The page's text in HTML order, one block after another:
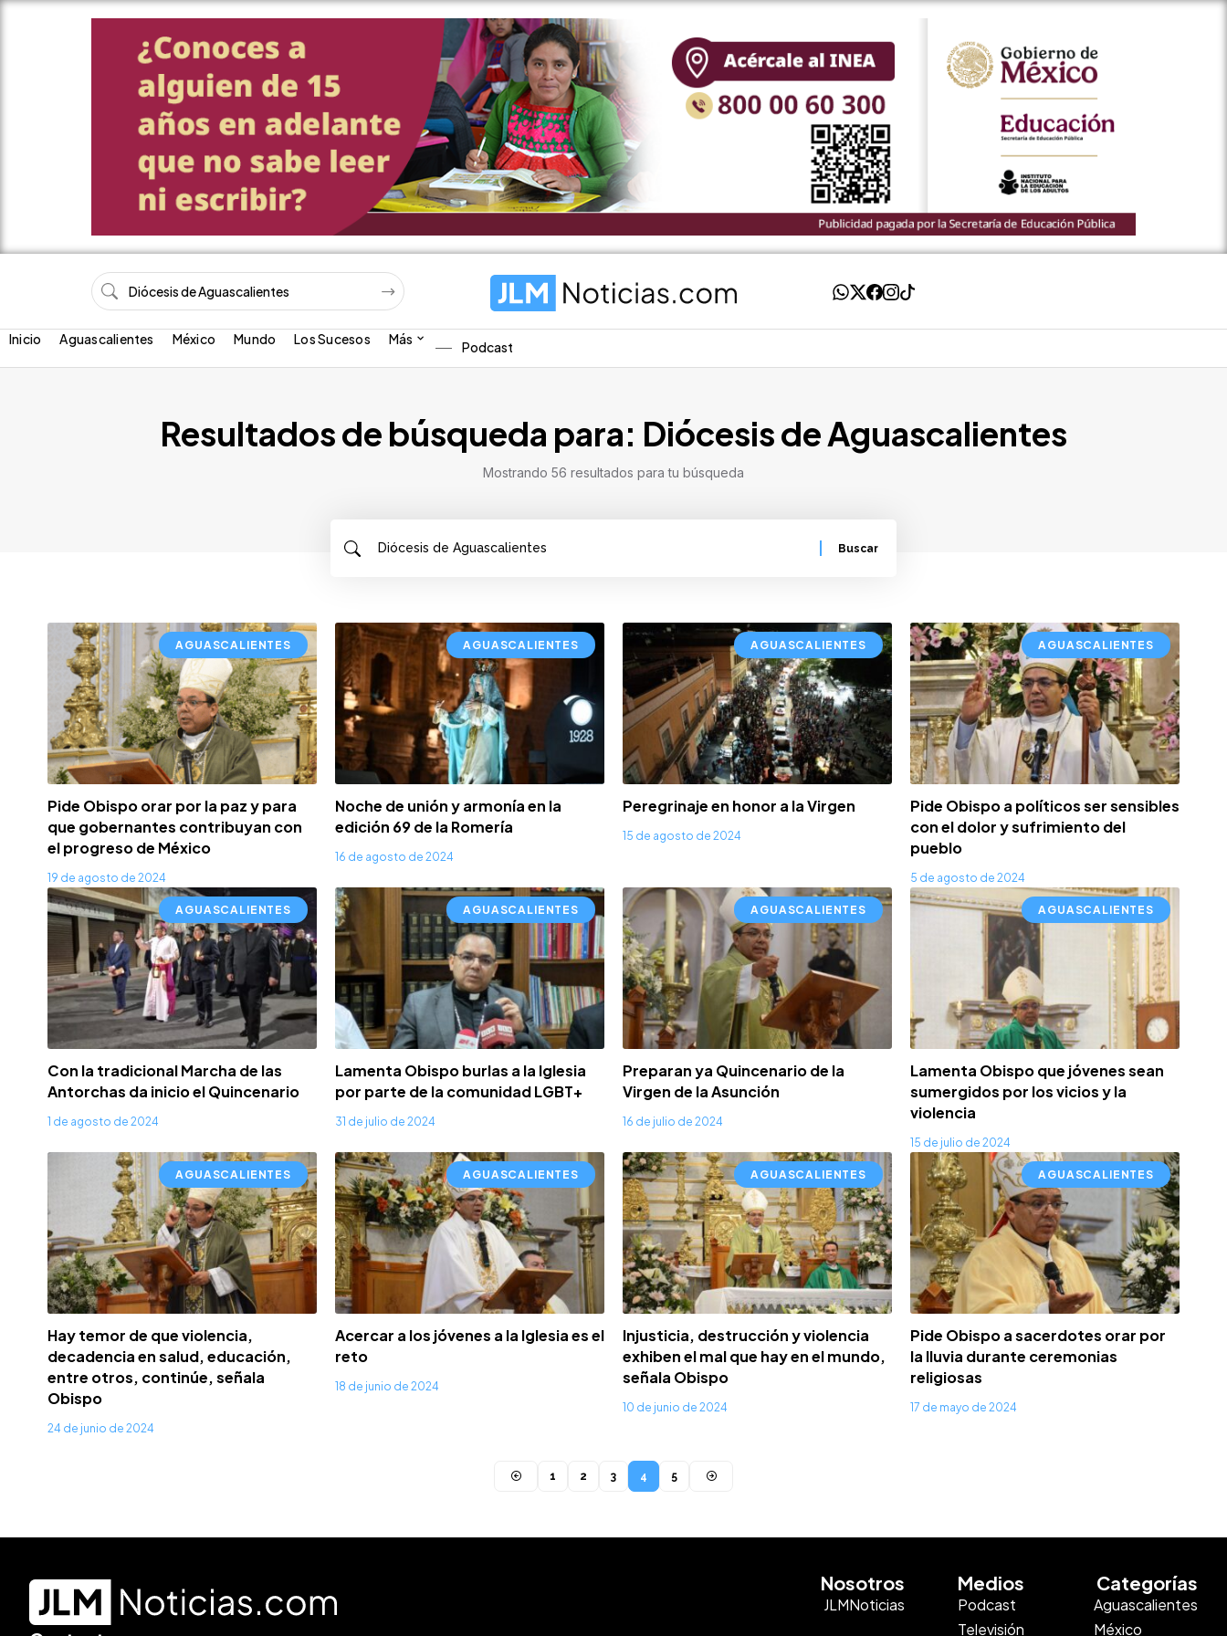
Inicio Aguascalientes México Mundo Los Sucesos Más Podcast
Resultados de búsqueda para: Diócesis de Aguascalientes
Mostrando 56 resultados para tu búsqueda
AGUASCALIENTES
Pide Obispo orar por la paz y para
que gobernantes contribuyan con
el progreso de México
19 de agosto de 2024
AGUASCALIENTES
Noche de unión y armonía en la
edición 69 de la Romería
16 de agosto de 2024
AGUASCALIENTES
Peregrinaje en honor a la Virgen
15 de agosto de 2024
AGUASCALIENTES
Pide Obispo a políticos ser sensibles
con el dolor y sufrimiento del
pueblo
5 de agosto de 2024
AGUASCALIENTES
Con la tradicional Marcha de las
Antorchas da inicio el Quincenario
1 de agosto de 2024
AGUASCALIENTES
Lamenta Obispo burlas a la Iglesia
por parte de la comunidad LGBT+
31 de julio de 2024
AGUASCALIENTES
Preparan ya Quincenario de la
Virgen de la Asunción
16 de julio de 2024
AGUASCALIENTES
Lamenta Obispo que jóvenes sean
sumergidos por los vicios y la
violencia
15 de julio de 2024
AGUASCALIENTES
Hay temor de que violencia,
decadencia en salud, educación,
entre otros, continúe, señala
Obispo
24 de junio de 2024
AGUASCALIENTES
Acercar a los jóvenes a la Iglesia es el
reto
18 de junio de 2024
AGUASCALIENTES
Injusticia, destrucción y violencia
exhiben el mal que hay en el mundo,
señala Obispo
10 de junio de 2024
AGUASCALIENTES
Pide Obispo a sacerdotes orar por
la lluvia durante ceremonias
religiosas
17 de mayo de 2024
1 2 3 4 5
Nosotros
JLMNoticias
Medios
Podcast
Televisión
Categorías
Aguascalientes
México